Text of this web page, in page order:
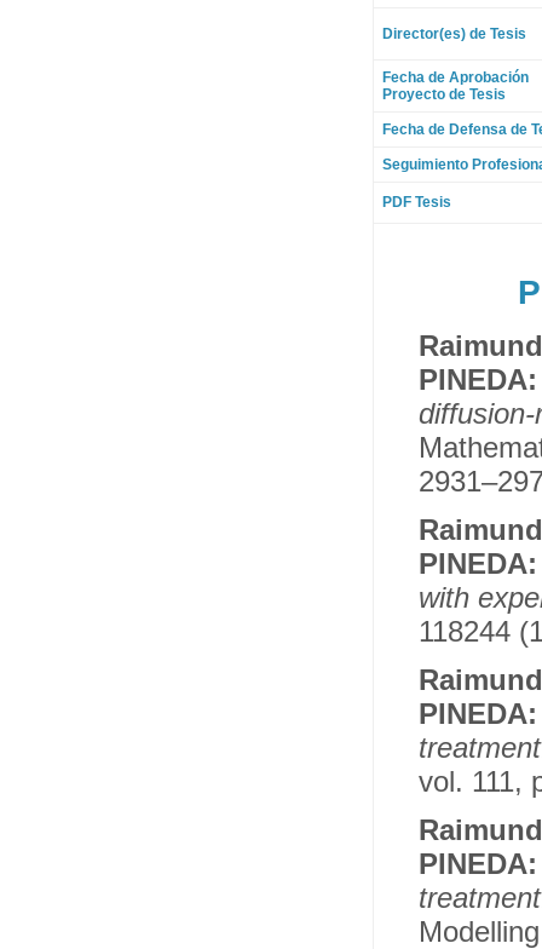
Director(es) de Tesis
Fecha de Aprobación
Proyecto de Tesis
Fecha de Defensa de
Seguimiento
PDF Tesis
with
118244
vol. 111,